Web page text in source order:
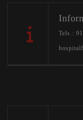
Tels.: